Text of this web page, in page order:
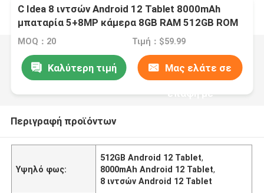
C Idea 8 ιντσών Android 12 Tablet 8000mAh
μπαταρία 5+8MP κάμερα 8GB RAM 512GB ROM
για εκπαίδευση μάθηση CM818-ροζ
MOQ：20 Τιμή：$59.99
Καλύτερη τιμή Μας ελάτε σε
επαφή με
Περιγραφή προϊόντων
Υψηλό φως:
512GB Android 12 Tablet,
8000mAh Android 12 Tablet,
8 ιντσών Android 12 Tablet